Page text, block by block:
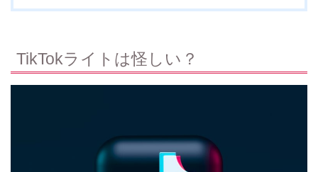
TikTokライトは怪しい？